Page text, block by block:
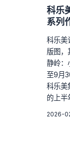
科乐
系列
科乐美
版图，
静岭：
至9月
科乐美
的上半
2026-